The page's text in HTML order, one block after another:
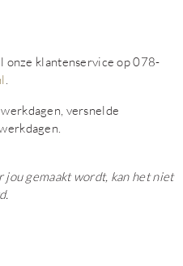
onze klantenservice op 078-
versnelde
jou gemaakt wordt, kan het niet